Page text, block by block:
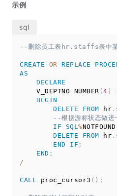
示例
--删除员工表hr.staffs表中某
CREATE OR REPLACE
AS
DECLARE
    V_DEPTNO NUMBER
( 4 )
BEGIN
DELETE
FROM hr .
--根据游标状态做进
IF
SQL%NOTFOUND
DELETE
FROM hr .
END
IF ;
END ;
/
CALL proc_cursor3 ( ) ;